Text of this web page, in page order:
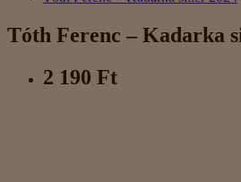
Tóth Ferenc – Kadarka
2 190 Ft